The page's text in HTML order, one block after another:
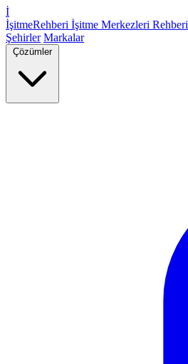
İ
İşitmeRehberi İşitme Merkezleri Rehberi
Şehirler Markalar
Çözümler